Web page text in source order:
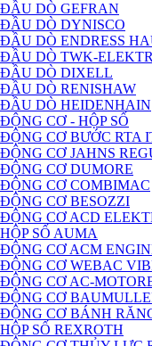
ĐẦU DÒ GEFRAN
ĐẦU DÒ DYNISCO
ĐẦU DÒ ENDRESS
ĐẦU DÒ TWK-
ĐẦU DÒ DIXELL
ĐẦU DÒ RENISHAW
ĐẦU DÒ HEIDENHAIN
ĐỘNG CƠ - HỘP SỐ
ĐỘNG CƠ BƯỚC RTA
ĐỘNG CƠ JAHNS
ĐỘNG CƠ DUMORE
ĐỘNG CƠ COMBIMAC
ĐỘNG CƠ BESOZZI
ĐỘNG CƠ ACD
HỘP SỐ AUMA
ĐỘNG CƠ ACM
ĐỘNG CƠ WEBAC
ĐỘNG CƠ AC-
ĐỘNG CƠ
ĐỘNG CƠ BÁNH
HỘP SỐ REXROTH